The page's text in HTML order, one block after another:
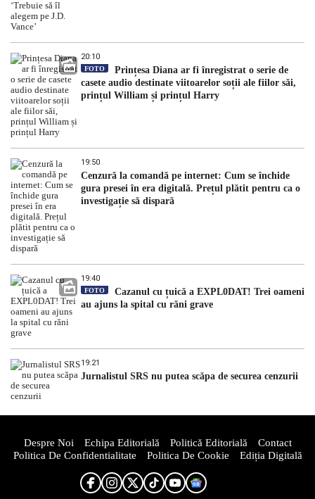
20:10
FOTO
Prințesa Diana ar fi înregistrat o serie de
casete audio destinate viitoarelor soții ale fiilor săi,
prințul William și prințul Harry
19:50
Cenzură la comandă pe internet: Cum se închide
gura presei în era digitală. Prețul plătit pentru ca o
investigație să dispară
19:40
FOTO
Cazanul cu țuică a EXPL0DAT! Trei oameni
au ajuns la spital cu răni grave
19:21
Jurnalistul SRS nu putea scăpa de securea cenzurii
Despre Noi Echipa Editorială Politică Editorială
Contact
Politica De Confidentialitate
Politica De Cookie Ediția Digitală